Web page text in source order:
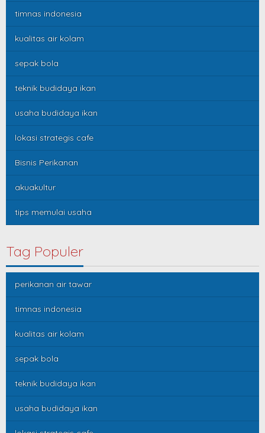
timnas indonesia
kualitas air kolam
sepak bola
teknik budidaya ikan
usaha budidaya ikan
lokasi strategis cafe
Bisnis Perikanan
akuakultur
tips memulai usaha
Tag Populer
perikanan air tawar
timnas indonesia
kualitas air kolam
sepak bola
teknik budidaya ikan
usaha budidaya ikan